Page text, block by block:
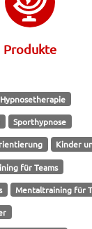
Produkte
Hypnosetherapie
Sporthypnose
Kinder
für Teams
Mentaltraining für